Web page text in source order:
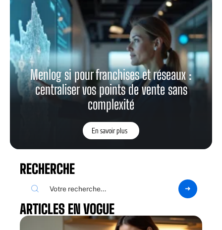
Menlog si pour franchises et réseaux :
centraliser vos points de vente sans
complexité
En savoir plus
RECHERCHE
ARTICLES EN VOGUE